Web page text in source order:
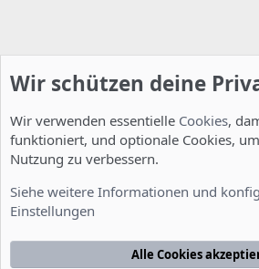
Nutzungsbedingungen
Startseite
Wir schützen deine
Wir verwenden essentielle Cookies,
funktioniert, und optionale Cookies,
Nutzung zu verbessern.
Siehe weitere Informationen und
Einstellungen
Alle Cookies